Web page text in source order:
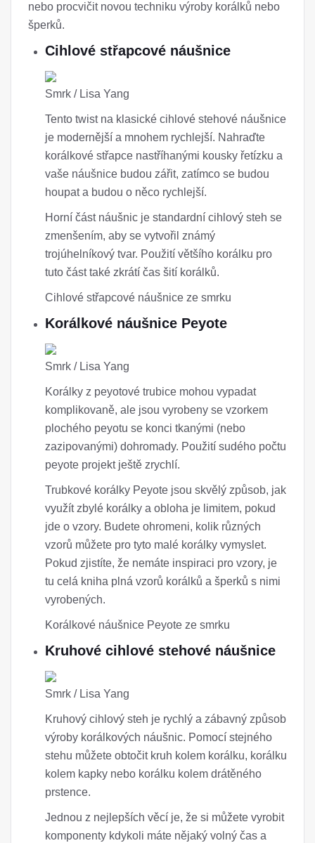
nebo procvičit novou techniku ​​výroby korálků nebo
šperků.
Cihlové střapcové náušnice
Smrk / Lisa Yang
Tento twist na klasické cihlové stehové náušnice
je modernější a mnohem rychlejší. Nahraďte
korálkové střapce nastříhanými kousky řetízku a
vaše náušnice budou zářit, zatímco se budou
houpat a budou o něco rychlejší.
Horní část náušnic je standardní cihlový steh se
zmenšením, aby se vytvořil známý
trojúhelníkový tvar. Použití většího korálku pro
tuto část také zkrátí čas šití korálků.
Cihlové střapcové náušnice ze smrku
Korálkové náušnice Peyote
Smrk / Lisa Yang
Korálky z peyotové trubice mohou vypadat
komplikovaně, ale jsou vyrobeny se vzorkem
plochého peyotu se konci tkanými (nebo
zazipovanými) dohromady. Použití sudého počtu
peyote projekt ještě zrychlí.
Trubkové korálky Peyote jsou skvělý způsob, jak
využít zbylé korálky a obloha je limitem, pokud
jde o vzory. Budete ohromeni, kolik různých
vzorů můžete pro tyto malé korálky vymyslet.
Pokud zjistíte, že nemáte inspiraci pro vzory, je
tu celá kniha plná vzorů korálků a šperků s nimi
vyrobených.
Korálkové náušnice Peyote ze smrku
Kruhové cihlové stehové náušnice
Smrk / Lisa Yang
Kruhový cihlový steh je rychlý a zábavný způsob
výroby korálkových náušnic. Pomocí stejného
stehu můžete obtočit kruh kolem korálku, korálku
kolem kapky nebo korálku kolem drátěného
prstence.
Jednou z nejlepších věcí je, že si můžete vyrobit
komponenty kdykoli máte nějaký volný čas a